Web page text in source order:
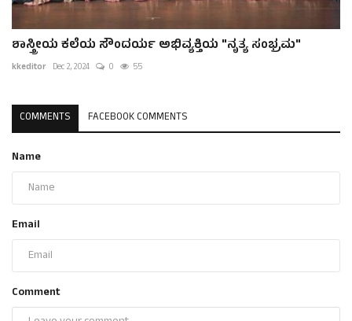
ಶಾಸ್ತ್ರೀಯ ಕಲೆಯ ಸೌಂದರ್ಯ ಅಭಿವ್ಯಕ್ತಿಯ "ನೃತ್ಯ ಸಂಭ್ರಮ"
kkeditor Dec 2, 2024 0 55
COMMENTS FACEBOOK COMMENTS
Name
Email
Comment